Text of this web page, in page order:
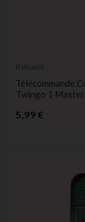
Renault
Télécommande
Twingo 1
5,99 €